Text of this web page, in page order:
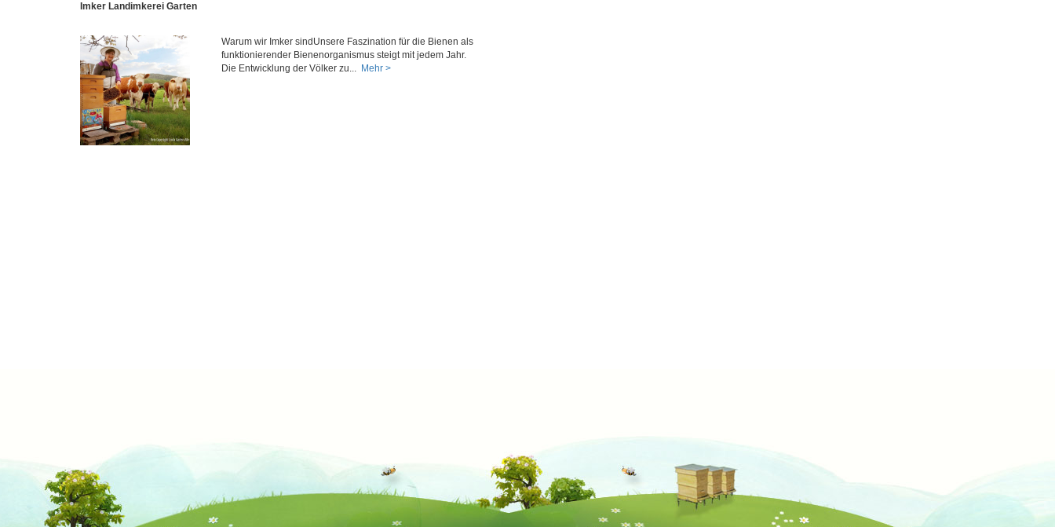
Imker Landimkerei Garten
Warum wir Imker sindUnsere Faszination für die Bienen als
funktionierender Bienenorganismus steigt mit jedem Jahr.
Die Entwicklung der Völker zu... Mehr >